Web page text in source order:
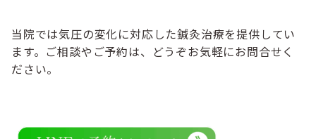
当院では気圧の変化に対応した鍼灸治療を提供してい
ます。ご相談やご予約は、どうぞお気軽にお問合せく
ださい。